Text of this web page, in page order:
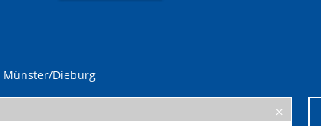
Münster/Dieburg